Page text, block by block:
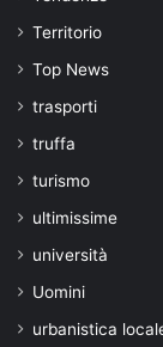
Territorio
Top News
trasporti
truffa
turismo
ultimissime
università
Uomini
urbanistica